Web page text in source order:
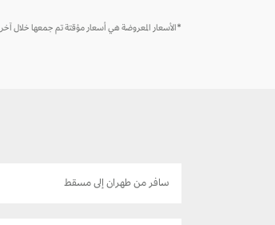
*الأسعار المعروضة هي أسعار مؤقتة تم جمعها خلال آخر 48 ساعة وقد لا تكون متاحة وقت الحجز
سافر من طهران إلى مسقط